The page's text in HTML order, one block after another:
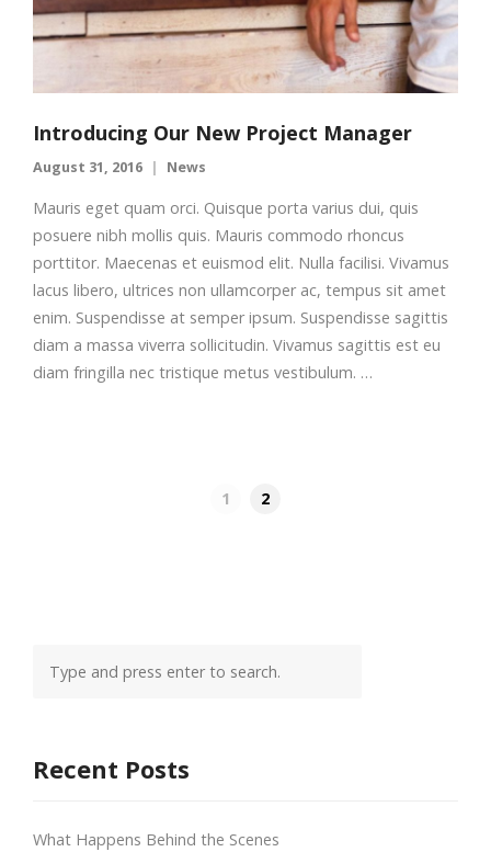
Introducing Our New Project Manager
August 31, 2016 News
Mauris eget quam orci. Quisque porta varius dui, quis
posuere nibh mollis quis. Mauris commodo rhoncus
porttitor. Maecenas et euismod elit. Nulla facilisi. Vivamus
lacus libero, ultrices non ullamcorper ac, tempus sit amet
enim. Suspendisse at semper ipsum. Suspendisse sagittis
diam a massa viverra sollicitudin. Vivamus sagittis est eu
diam fringilla nec tristique metus vestibulum. …
1 2
Recent Posts
What Happens Behind the Scenes